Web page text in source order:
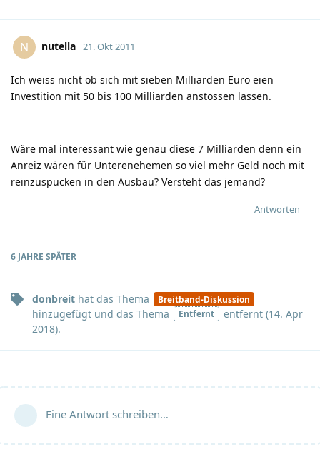
N nutella 21. Okt 2011
Ich weiss nicht ob sich mit sieben Milliarden Euro eien
Investition mit 50 bis 100 Milliarden anstossen lassen.
Wäre mal interessant wie genau diese 7 Milliarden denn ein
Anreiz wären für Unterenehemen so viel mehr Geld noch mit
reinzuspucken in den Ausbau? Versteht das jemand?
Antworten
6 JAHRE SPÄTER
donbreit hat das Thema Breitband-Diskussion
hinzugefügt und das Thema Entfernt entfernt (14. Apr
2018).
Eine Antwort schreiben…